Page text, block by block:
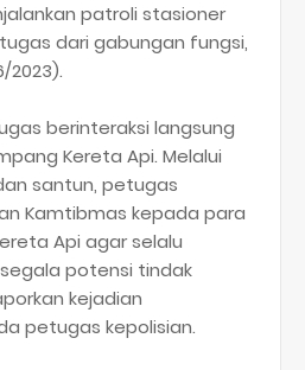
patroli stasioner
dari gabungan fungsi,
2023).
berinteraksi langsung
Kereta Api. Melalui
santun, petugas
Kamtibmas kepada para
Api agar selalu
potensi tindak
kejadian
petugas kepolisian.